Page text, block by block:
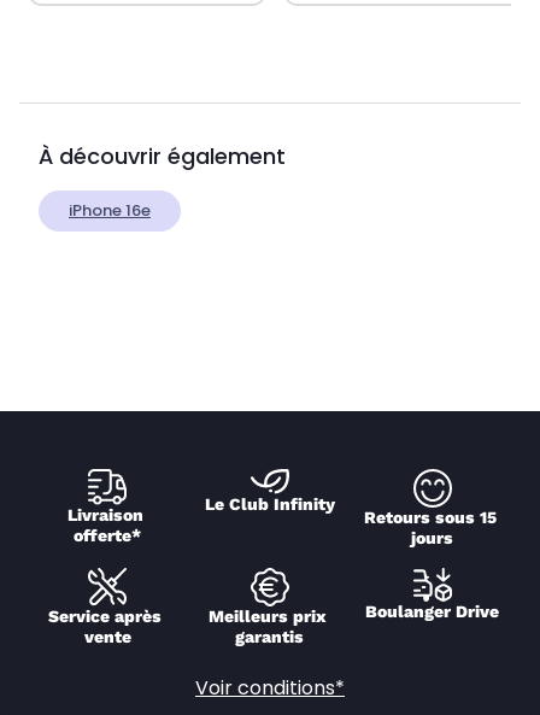
À découvrir également
iPhone 16e
Livraison
offerte*
Le Club Infinity
Retours sous 15
jours
Service après
vente
Meilleurs prix
garantis
Boulanger Drive
Voir conditions*